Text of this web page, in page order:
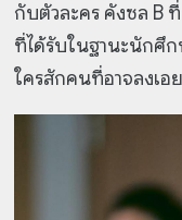
กับตัวละคร คังซล B
ที่ได้รับในฐานะนักศึ
ใครสักคนที่อาจลงเอ